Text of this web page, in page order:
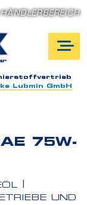
HÄNDLERBEREICH
Lubmin GmbH
75W-
UND